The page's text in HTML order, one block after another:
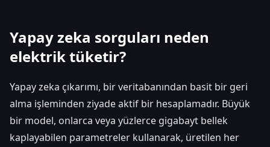
Yapay zeka sorguları neden
elektrik tüketir?
Yapay zeka çıkarımı, bir veritabanından basit bir geri
alma işleminden ziyade aktif bir hesaplamadır. Büyük
bir model, onlarca veya yüzlerce gigabayt bellek
kaplayabilen parametreler kullanarak, üretilen her